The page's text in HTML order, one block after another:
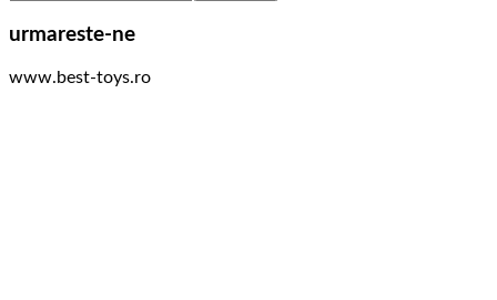
urmareste-ne
www.best-toys.ro